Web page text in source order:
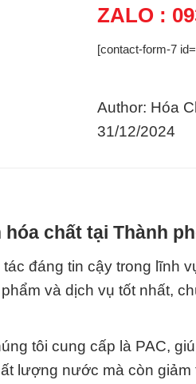
ZALO :
[contact-form-7
Author: Hóa
31/12/2024
chất tại Thành
đáng tin cậy trong lĩnh
và dịch vụ tốt nhất,
tôi cung cấp là PAC,
lượng nước mà còn